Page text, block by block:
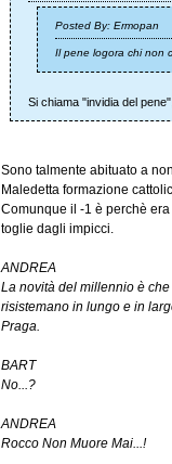
Posted By: Ermopan
Il pene logora chi non
Si chiama "invidia del
Sono talmente abituato a
Maledetta formazione
Comunque il -1 è perchè
toglie dagli impicci.
ANDREA
La novità del millennio è
risistemano in lungo e in
Praga.
BART
No...?
ANDREA
Rocco Non Muore Mai...!